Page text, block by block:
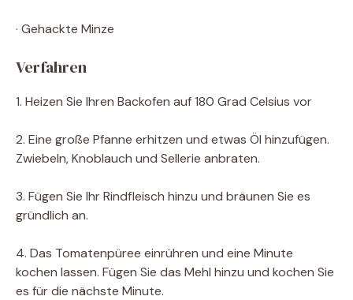
· Gehackte Minze
Verfahren
1. Heizen Sie Ihren Backofen auf 180 Grad Celsius vor
2. Eine große Pfanne erhitzen und etwas Öl hinzufügen.
Zwiebeln, Knoblauch und Sellerie anbraten.
3. Fügen Sie Ihr Rindfleisch hinzu und bräunen Sie es
gründlich an.
4. Das Tomatenpüree einrühren und eine Minute
kochen lassen. Fügen Sie das Mehl hinzu und kochen Sie
es für die nächste Minute.